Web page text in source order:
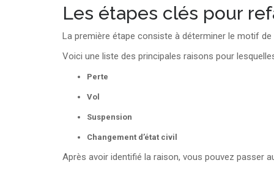
Les étapes clés pour
La première étape consiste à déterminer le motif
Voici une liste des principales raisons pour
Perte
Vol
Suspension
Changement d’état civil
Après avoir identifié la raison, vous pouvez passer